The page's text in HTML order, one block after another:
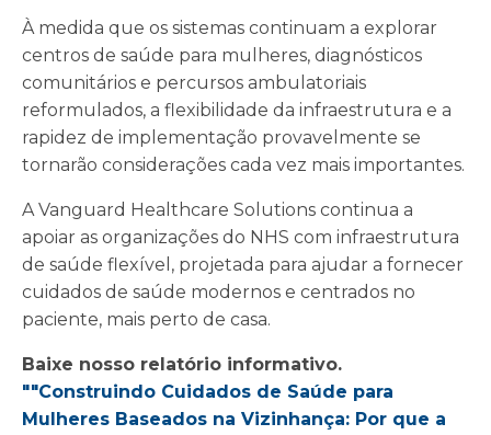
À medida que os sistemas continuam a explorar
centros de saúde para mulheres, diagnósticos
comunitários e percursos ambulatoriais
reformulados, a flexibilidade da infraestrutura e a
rapidez de implementação provavelmente se
tornarão considerações cada vez mais importantes.
A Vanguard Healthcare Solutions continua a
apoiar as organizações do NHS com infraestrutura
de saúde flexível, projetada para ajudar a fornecer
cuidados de saúde modernos e centrados no
paciente, mais perto de casa.
Baixe nosso relatório informativo.
""Construindo Cuidados de Saúde para
Mulheres Baseados na Vizinhança: Por que a